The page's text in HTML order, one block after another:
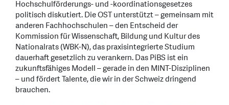
Hochschulförderungs- und -koordinationsgesetzes
politisch diskutiert. Die OST unterstützt – gemeinsam mit
anderen Fachhochschulen – den Entscheid der
Kommission für Wissenschaft, Bildung und Kultur des
Nationalrats (WBK-N), das praxisintegrierte Studium
dauerhaft gesetzlich zu verankern. Das PiBS ist ein
zukunftsfähiges Modell – gerade in den MINT-Disziplinen
– und fördert Talente, die wir in der Schweiz dringend
brauchen.